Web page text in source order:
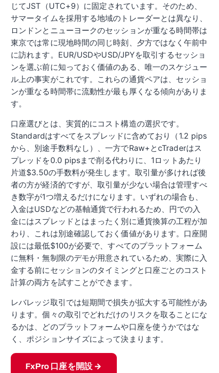
じてJST（UTC+9）に固定されています。そのため、
サマータイムを採用する地域のトレーダーとは異なり、
ロンドンとニューヨークのセッションが重なる時間帯は
東京では常に現地時間の同じ時刻、夕方ではなく午前中
に訪れます。EUR/USDやUSD/JPYを取引するセッショ
ンを選ぶ前に知っておく価値のある、唯一のスケジュー
ル上の事実がこれです。これらの通貨ペアは、セッショ
ンが重なる時間帯に流動性が最も厚くなる傾向がありま
す。
口座選びとは、実質的にコスト構造の選択です。
Standardはすべてをスプレッドに含めており（1.2 pips
から、別途手数料なし）、一方でRaw+とcTraderはス
プレッドを0.0 pipsまで削る代わりに、1ロットあたり
片道$3.50の手数料が発生します。取引量が多ければ後
者の方が経済的ですが、取引量が少ない場合は管理すべ
き数字が1つ増えるだけになります。いずれの場合も、
入金はUSDなどの基軸通貨で行われるため、円での入
金にはスプレッドとはまったく別に通貨換算の工程が加
わり、これは別途確認しておく価値があります。口座開
設には最低$100が必要で、すべてのプラットフォーム
に無料・無制限のデモが用意されているため、実際に入
金する前にセッションのタイミングと口座ごとのコスト
計算の両方を試すことができます。
レバレッジ取引では短期間で損失が拡大する可能性があ
ります。個々の取引でどれだけのリスクを取ることにな
るかは、どのプラットフォームや口座を使うかではな
く、ポジションサイズによって決まります。
FxPro 口座を開設 →